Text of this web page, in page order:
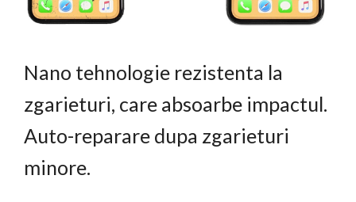
Nano tehnologie rezistenta la
zgarieturi, care absoarbe impactul.
Auto-reparare dupa zgarieturi
minore.